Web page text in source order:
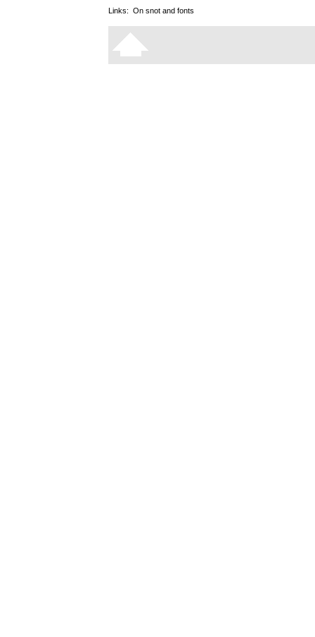
Links: On snot and fonts